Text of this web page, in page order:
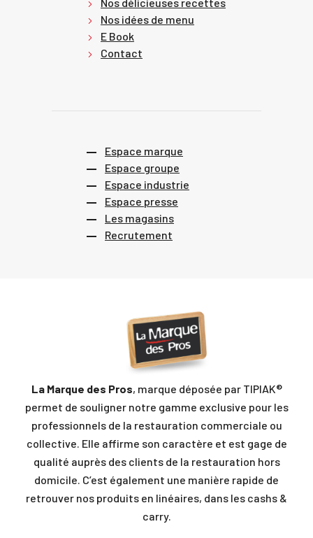
Nos idées de menu
E Book
Contact
Espace marque
Espace groupe
Espace industrie
Espace presse
Les magasins
Recrutement
La Marque des Pros, marque déposée par TIPIAK®
permet de souligner notre gamme exclusive pour les
professionnels de la restauration commerciale ou
collective. Elle affirme son caractère et est gage de
qualité auprès des clients de la restauration hors
domicile. C’est également une manière rapide de
retrouver nos produits en linéaires, dans les cashs &
carry.